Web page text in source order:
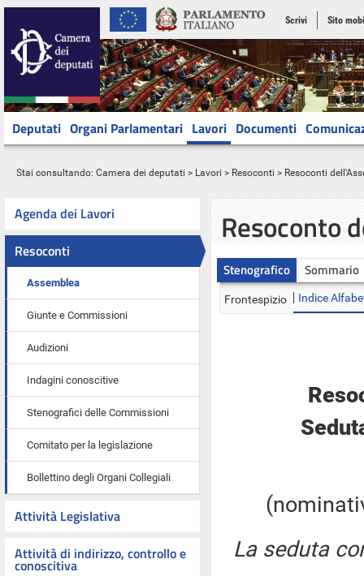
Scrivi Sito
Deputati Organi Parlamentari Lavori Documenti
Stai consultando: Camera dei deputati > Lavori > Resoconti > Resoconti
Agenda dei Lavori
Resoconti
Assemblea
Giunte e Commissioni
Audizioni
Indagini conoscitive
Stenografici delle Commissioni
Comitato per la legislazione
Bollettino degli Organi Collegiali
Attività Legislativa
Attività di indirizzo, controllo e
conoscitiva
Resoconto
Stenografico Sommario
Frontespizio Indice
La seduta